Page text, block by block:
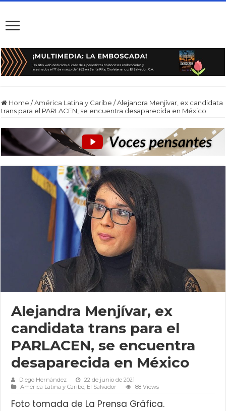
Home /América Latina y Caribe /Alejandra Menjívar, ex candidata
trans para el PARLACEN, se encuentra desaparecida en México
Alejandra Menjívar, ex
candidata trans para el
PARLACEN, se encuentra
desaparecida en México
Diego Hernández
22 de junio de 2021
América Latina y Caribe, El Salvador 88 Views
Foto tomada de La Prensa Gráfica.